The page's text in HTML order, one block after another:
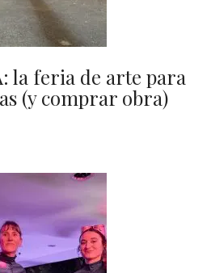
la feria de arte para
(y comprar obra)